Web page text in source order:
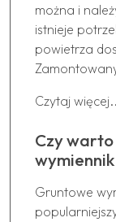
można i
istnieje
powietrza
Czytaj
Czy
Gruntowe